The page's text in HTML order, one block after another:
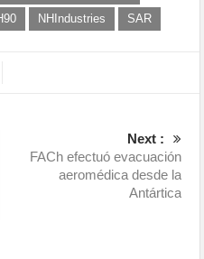
NHIndustries SAR
Next :
FACh efectuó evacuación
aeromédica desde la
Antártica